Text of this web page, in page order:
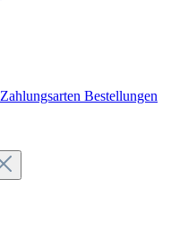
Zahlungsarten Bestellungen